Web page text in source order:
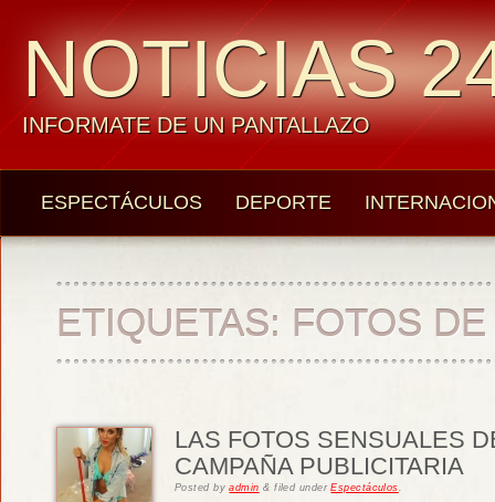
NOTICIAS
INFORMATE DE UN PANTALLAZO
ESPECTÁCULOS DEPORTE
ETIQUETAS: FOTOS
LAS FOTOS SENSUALES
CAMPAÑA PUBLICITARIA
Postedbyadmin & filed underEspectáculos.